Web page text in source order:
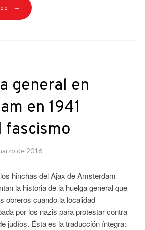
→
general en
en 1941
fascismo
de 2016
hinchas del Ajax de Amsterdam
la historia de la huelga general que
obreros cuando la localidad
por los nazis para protestar contra
judíos. Ésta es la traducción íntegra: